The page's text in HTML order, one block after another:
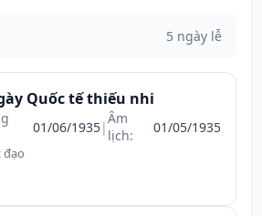
5 ngày lễ
Quốc tế thiếu nhi
01/06/1935|Âm
lịch:
01/05/1935
đạo